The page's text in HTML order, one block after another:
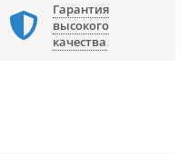
Гарантия
высокого
качества